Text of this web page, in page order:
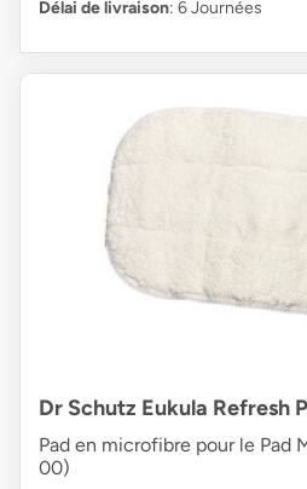
Délai de livraison: 6 Journées
Dr Schutz Eukula Refresh
Pad en microfibre pour le Pad
00)